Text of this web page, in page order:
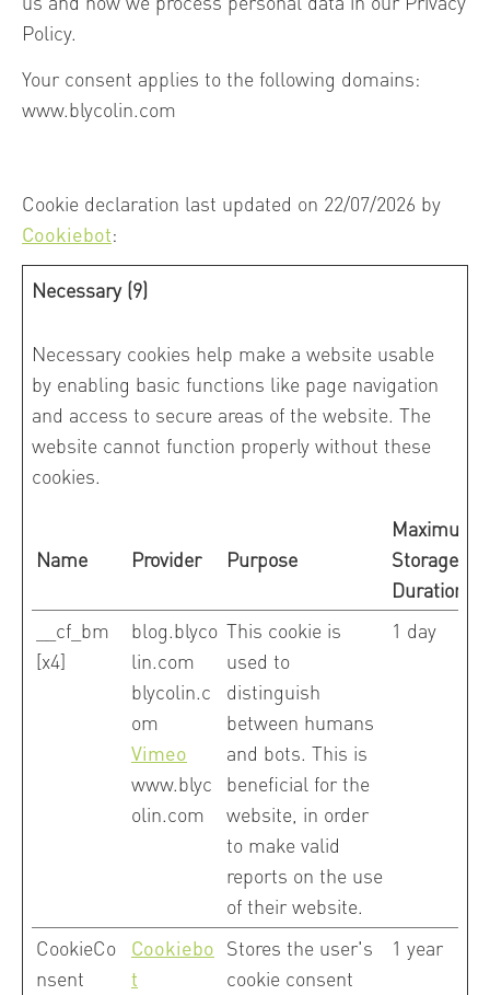
Policy.
Your consent applies to the following domains:
www.blycolin.com
Cookie declaration last updated on 22/07/2026 by
Cookiebot:
Necessary (9)
Necessary cookies help make a website usable
by enabling basic functions like page navigation
and access to secure areas of the website. The
website cannot function properly without these
cookies.
Name Provider Purpose
Maximum
Storage
Duration
__cf_bm
[x4]
blog.blyco
lin.com
blycolin.c
om
Vimeo
www.blyc
olin.com
This cookie is
used to
distinguish
between humans
and bots. This is
beneficial for the
website, in order
to make valid
reports on the use
of their website.
1 day
CookieCo
nsent
Cookiebo
t
Stores the user's
cookie consent
1 year